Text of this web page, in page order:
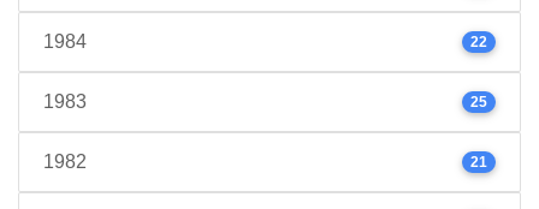
1984 22
1983 25
1982 21